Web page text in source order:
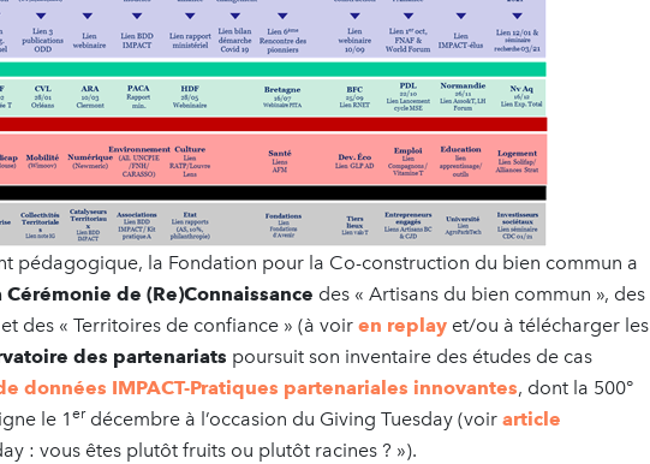
pédagogique, la Fondation pour la Co-construction du bien commun a
Cérémonie de (Re)Connaissance des « Artisans du bien commun », des
des « Territoires de confiance » (à voir en replay et/ou à télécharger les
des partenariats poursuit son inventaire des études de cas
données IMPACT-Pratiques partenariales innovantes, dont la 500°
le 1 erdécembre à l’occasion du Giving Tuesday (voir article
: vous êtes plutôt fruits ou plutôt racines ? »).